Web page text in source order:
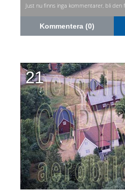
Just nu finns inga kommentarer, bli
Kommentera (0)
21